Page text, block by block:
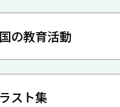
の教育活動
スト集